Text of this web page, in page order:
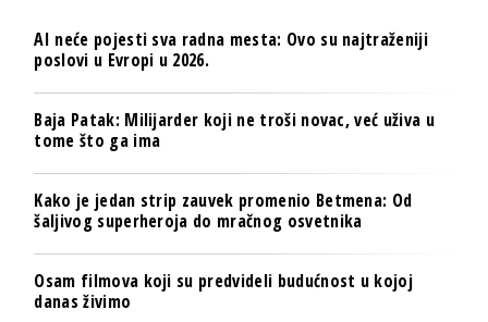
AI neće pojesti sva radna mesta: Ovo su najtraženiji
poslovi u Evropi u 2026.
Baja Patak: Milijarder koji ne troši novac, već uživa u
tome što ga ima
Kako je jedan strip zauvek promenio Betmena: Od
šaljivog superheroja do mračnog osvetnika
Osam filmova koji su predvideli budućnost u kojoj
danas živimo